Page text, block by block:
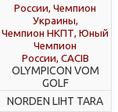
России, Чемпион
Украины,
Чемпион НКПТ, Юный
Чемпион
России, CACIB
OLYMPICON VOM
GOLF
NORDEN LIHT TARA